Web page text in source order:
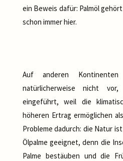
ein Beweis dafür: Palmöl
schon immer hier.
Auf anderen
natürlicherweise nicht
eingeführt, weil die
höheren Ertrag ermöglichen
Probleme dadurch: die Natur
Ölpalme geeignet, denn die
Palme bestäuben und die